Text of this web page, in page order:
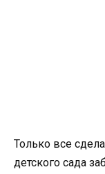
Только все
детского сада